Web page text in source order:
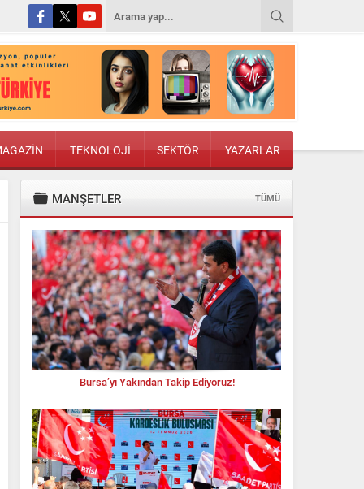
TEKNOLOJİ SEKTÖR YAZARLAR
MANŞETLER TÜMÜ
Bursa’yı Yakından Takip Ediyoruz!